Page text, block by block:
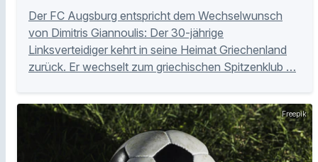
Der FC Augsburg entspricht dem Wechselwunsch
von Dimitris Giannoulis: Der 30-jährige
Linksverteidiger kehrt in seine Heimat Griechenland
zurück. Er wechselt zum griechischen Spitzenklub …
Freepik